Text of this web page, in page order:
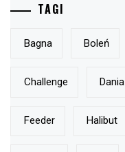
TAGI
Bagna Boleń
Challenge Dania
Feeder Halibut